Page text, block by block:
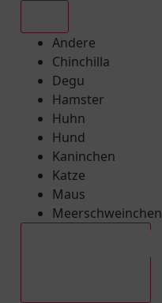
Andere
Chinchilla
Degu
Hamster
Huhn
Hund
Kaninchen
Katze
Maus
Meerschweinchen